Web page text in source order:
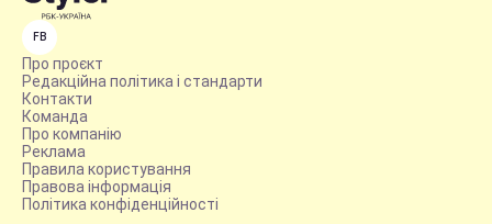
FB
Про проєкт
Редакційна політика і стандарти
Контакти
Команда
Про компанію
Реклама
Правила користування
Правова інформація
Політика конфіденційності